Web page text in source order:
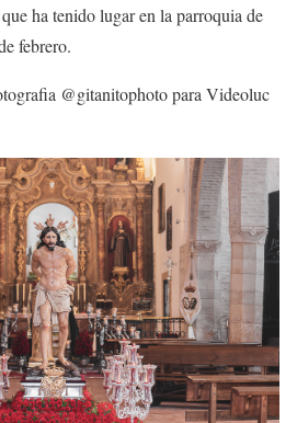
ha tenido lugar en la parroquia de
febrero.
@gitanitophoto para Videoluc